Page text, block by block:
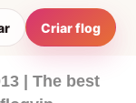
Criar flog
| The best